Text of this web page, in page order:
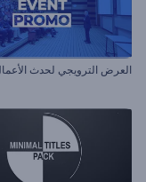
العرض الترويجي لحدث